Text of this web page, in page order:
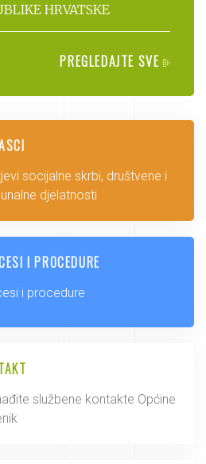
HRVATSKE
PREGLEDAJTE SVE
socijalne skrbi, društvene i
djelatnosti
I PROCEDURE
i procedure
službene kontakte Općine